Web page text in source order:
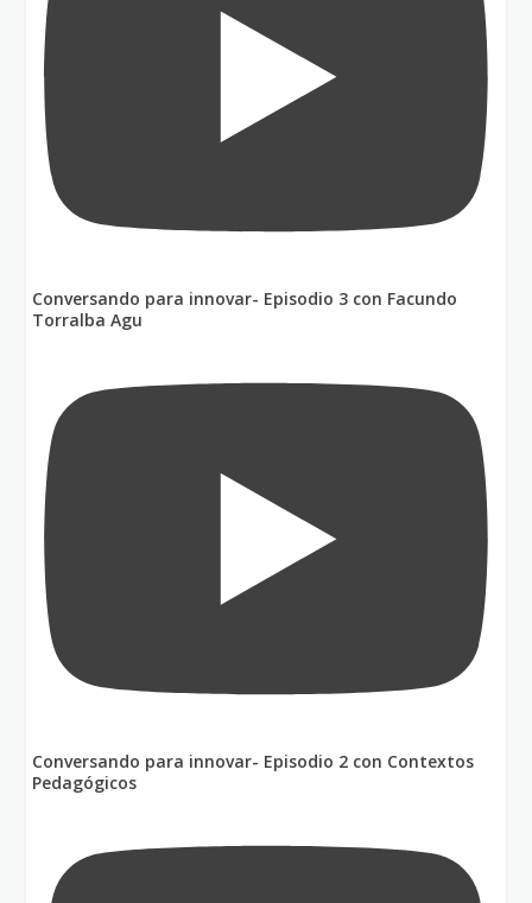
Conversando para innovar- Episodio 3 con Facundo
Torralba Agu
Conversando para innovar- Episodio 2 con Contextos
Pedagógicos